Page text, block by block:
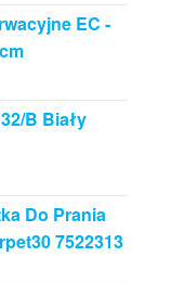
EC -
B Biały
Do Prania
7522313